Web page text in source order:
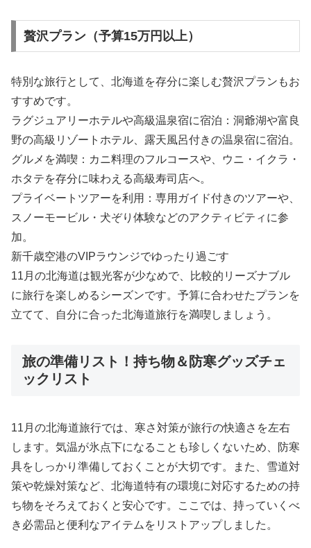
贅沢プラン（予算15万円以上）
特別な旅行として、北海道を存分に楽しむ贅沢プランもお
すすめです。
ラグジュアリーホテルや高級温泉宿に宿泊：洞爺湖や富良
野の高級リゾートホテル、露天風呂付きの温泉宿に宿泊。
グルメを満喫：カニ料理のフルコースや、ウニ・イクラ・
ホタテを存分に味わえる高級寿司店へ。
プライベートツアーを利用：専用ガイド付きのツアーや、
スノーモービル・犬ぞり体験などのアクティビティに参
加。
新千歳空港のVIPラウンジでゆったり過ごす
11月の北海道は観光客が少なめで、比較的リーズナブル
に旅行を楽しめるシーズンです。予算に合わせたプランを
立てて、自分に合った北海道旅行を満喫しましょう。
旅の準備リスト！持ち物＆防寒グッズチェ
ックリスト
11月の北海道旅行では、寒さ対策が旅行の快適さを左右
します。気温が氷点下になることも珍しくないため、防寒
具をしっかり準備しておくことが大切です。また、雪道対
策や乾燥対策など、北海道特有の環境に対応するための持
ち物をそろえておくと安心です。ここでは、持っていくべ
き必需品と便利なアイテムをリストアップしました。